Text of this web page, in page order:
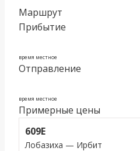
Маршрут
Прибытие
время местное
Отправление
время местное
Примерные цены
609Е
Лобазиха — Ирбит